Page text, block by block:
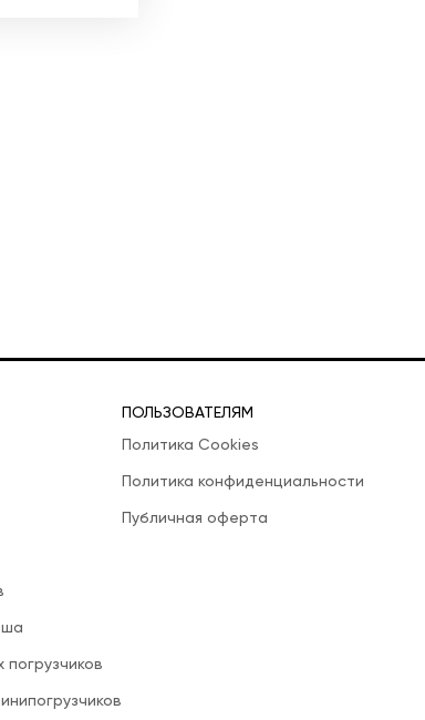
ПОЛЬЗОВАТЕЛЯМ
Политика Cookies
Политика конфиденциальности
Публичная оферта